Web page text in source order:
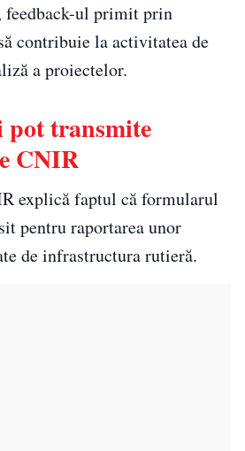
ul primit prin
contribuie la activitatea de
a proiectelor.
transmite
CNIR
explică faptul că formularul
pentru raportarea unor
de infrastructura rutieră.